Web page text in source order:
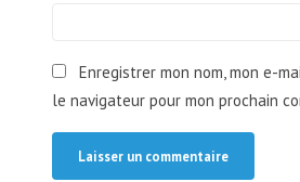
Enregistrer mon nom, mon e-
le navigateur pour mon prochain